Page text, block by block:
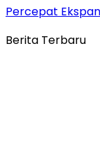
Percepat
Berita Terbaru